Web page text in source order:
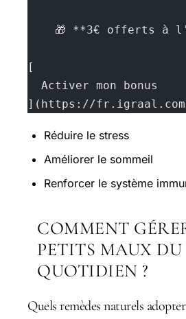
🎁 **3€ offerts à
[
  Activer mon bonus
](https://fr.igraal.com/
Réduire le stress
Améliorer le sommeil
Renforcer le système
COMMENT
PETITS MAUX DU
QUOTIDIEN ?
Quels remèdes naturels